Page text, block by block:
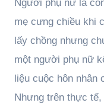
Người phụ nữ là
mẹ cưng chiều khi
lấy chồng nhưng
một người phụ nữ
liệu cuộc hôn nhân
Nhưng trên thực